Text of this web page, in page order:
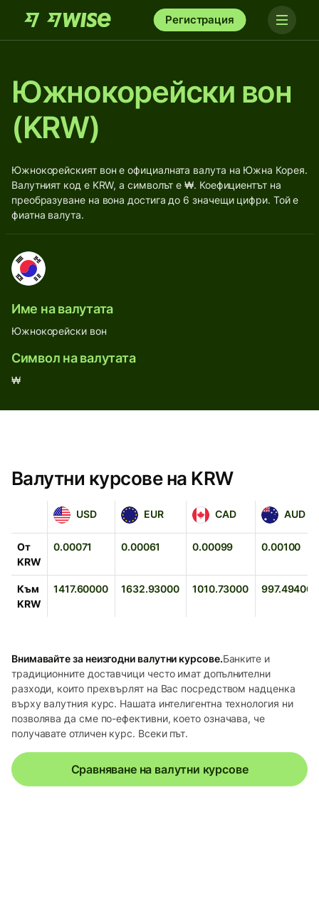
Регистрация
Южнокорейски вон
(KRW)
Южнокорейският вон е официалната валута на Южна Корея.
Валутният код е KRW, а символът е ₩. Коефициентът на
преобразуване на вона достига до 6 значещи цифри. Той е
фиатна валута.
Име на валутата
Южнокорейски вон
Символ на валутата
₩
Валутни курсове на KRW
USD
USD EUR
EUR CAD
CAD AUD
AUD
От
KRW
0.00071 0.00061 0.00099 0.00100
Към
KRW
1417.60000 1632.93000 1010.73000 997.49400
Внимавайте за неизгодни валутни курсове.Банките и
традиционните доставчици често имат допълнителни
разходи, които прехвърлят на Вас посредством надценка
върху валутния курс. Нашата интелигентна технология ни
позволява да сме по-ефективни, което означава, че
получавате отличен курс. Всеки път.
Сравняване на валутни курсове